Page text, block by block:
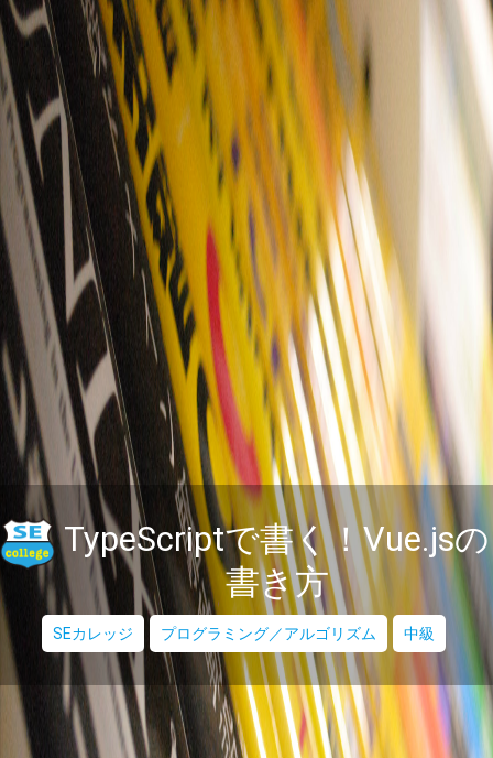
TypeScriptで書く！Vue.jsの
書き方
SEカレッジ プログラミング／アルゴリズム 中級